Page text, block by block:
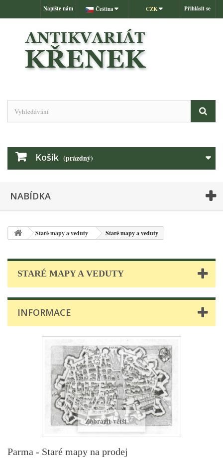
Přihlásit se
CZK
Čeština
Napište nám
Košík (prázdný)
NABÍDKA
Staré mapy a veduty Staré mapy a veduty
STARÉ MAPY A VEDUTY
INFORMACE
Zobrazit větší
Parma - Staré mapy na prodej